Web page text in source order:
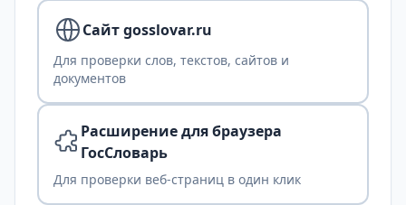
Сайт gosslovar.ru
Для проверки слов, текстов, сайтов и
документов
Расширение для браузера
ГосСловарь
Для проверки веб-страниц в один клик